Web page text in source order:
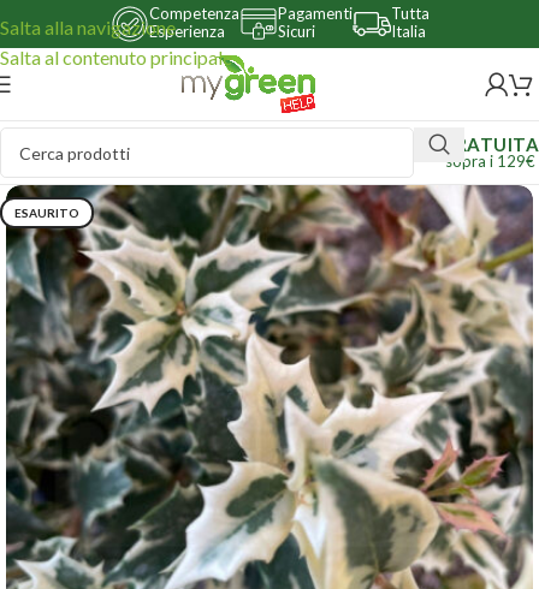
Salta alla navigazione
Salta al contenuto principale
Competenza
Esperienza
Pagamenti
Sicuri
Tutta
Italia
GRATUITA
sopra i 129€
ESAURITO